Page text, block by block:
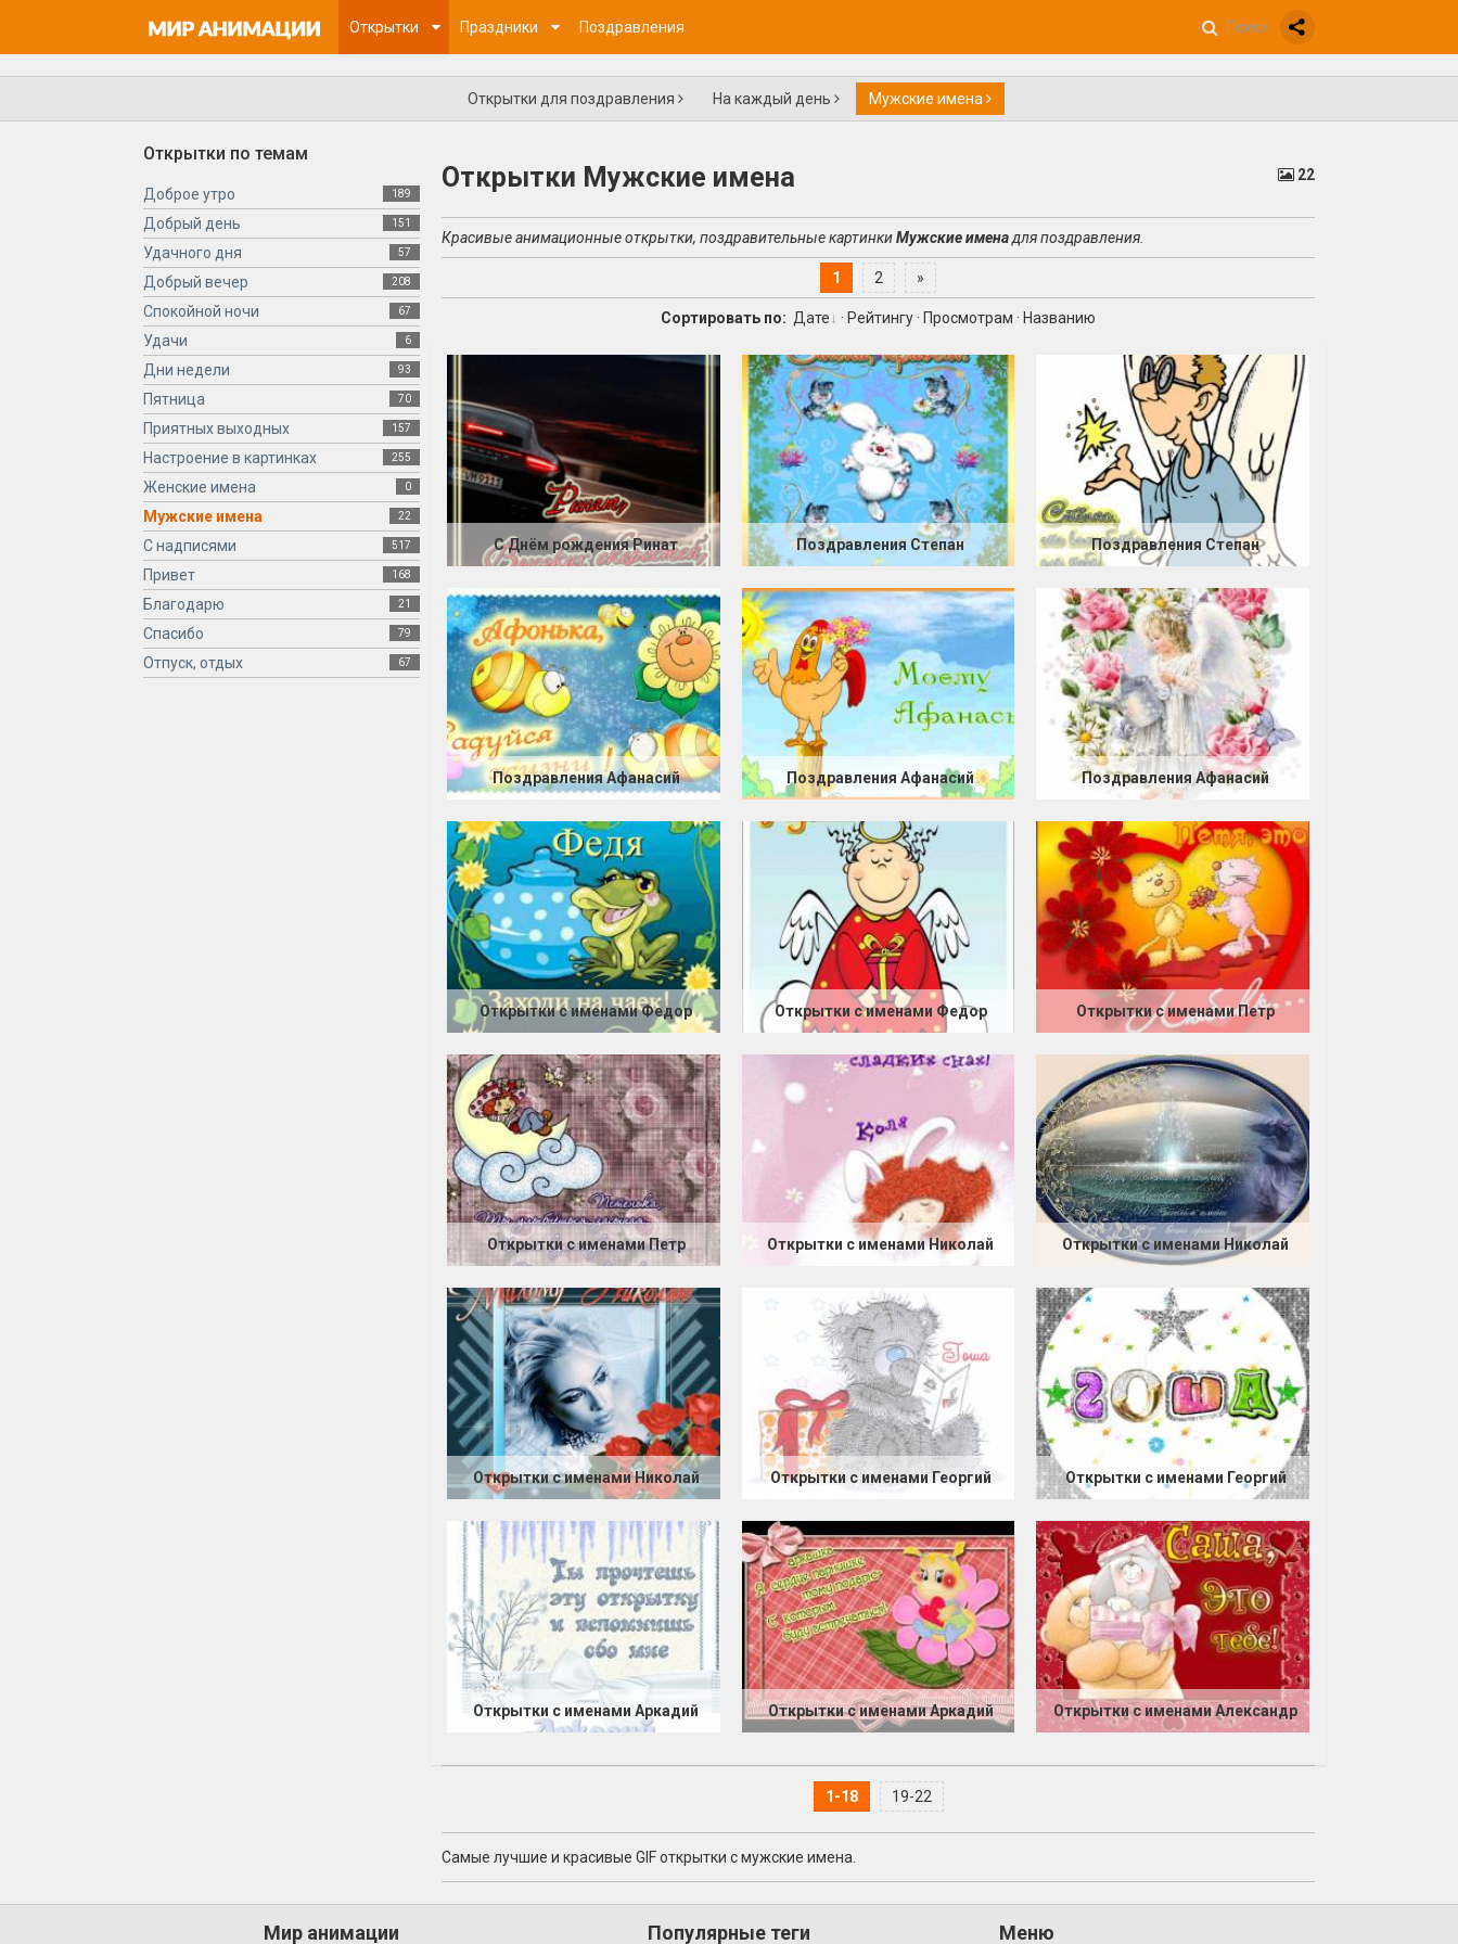
Открытки Праздники Поздравления
Открытки для поздравления На каждый день Мужские имена
Открытки по темам
Доброе утро 189
Добрый день 151
Удачного дня 57
Добрый вечер 208
Спокойной ночи 67
Удачи 6
Дни недели 93
Пятница 70
Приятных выходных 157
Настроение в картинках 255
Женские имена 0
Мужские имена 22
С надписями 517
Привет 168
Благодарю 21
Спасибо 79
Отпуск, отдых 67
Открытки Мужские имена 22
Красивые анимационные открытки, поздравительные картинкиМужские именадля поздравления.
1 2 »
Сортировать по: Дате · Рейтингу · Просмотрам · Названию
С Днём рождения Ринат Поздравления Степан Поздравления Степан
Поздравления Афанасий Поздравления Афанасий Поздравления Афанасий
Открытки с именами Федор Открытки с именами Федор Открытки с именами Петр
Открытки с именами Петр Открытки с именами Николай Открытки с именами Николай
Открытки с именами Николай Открытки с именами Георгий Открытки с именами Георгий
Открытки с именами Аркадий Открытки с именами Аркадий Открытки с именами Александр
1-18 19-22
Самые лучшие и красивые GIF открытки с мужские имена.
Мир анимации Популярные теги Меню